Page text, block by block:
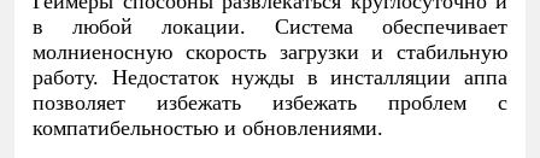
в любой локации. Система обеспечивает
молниеносную скорость загрузки и стабильную
работу. Недостаток нужды в инсталляции аппа
позволяет избежать избежать проблем с
компатибельностью и обновлениями.